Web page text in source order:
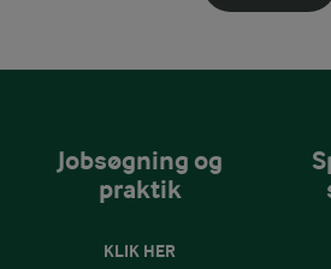
Jobsøgning og
praktik
KLIK HER